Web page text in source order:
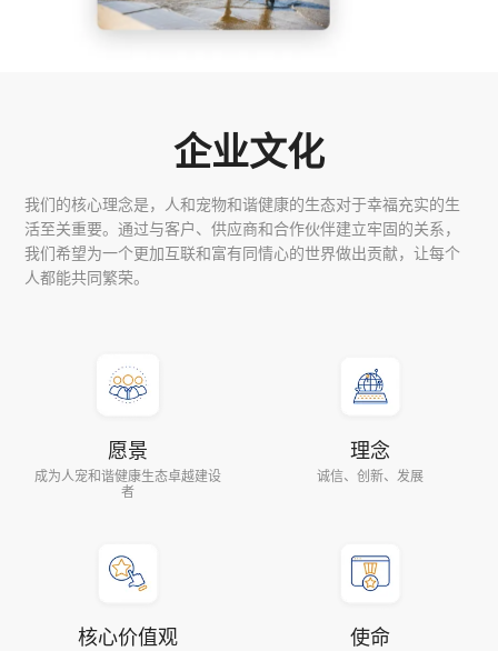
企业文化
我们的核心理念是，人和宠物和谐健康的生态对于幸福充实的生
活至关重要。通过与客户、供应商和合作伙伴建立牢固的关系，
我们希望为一个更加互联和富有同情心的世界做出贡献，让每个
人都能共同繁荣。
愿景
成为人宠和谐健康生态卓越建设
者
理念
诚信、创新、发展
核心价值观 使命